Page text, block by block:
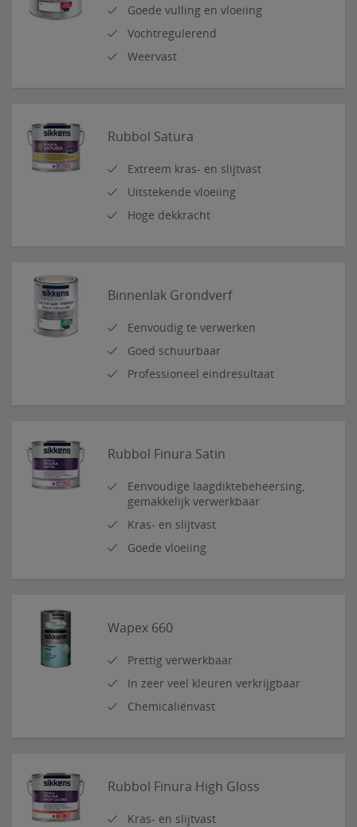
Goede vulling en vloeiing
Vochtregulerend
Weervast
Rubbol Satura
Extreem kras- en slijtvast
Uitstekende vloeiing
Hoge dekkracht
Binnenlak Grondverf
Eenvoudig te verwerken
Goed schuurbaar
Professioneel eindresultaat
Rubbol Finura Satin
Eenvoudige laagdiktebeheersing,
gemakkelijk verwerkbaar
Kras- en slijtvast
Goede vloeiing
Wapex 660
Prettig verwerkbaar
In zeer veel kleuren verkrijgbaar
Chemicaliënvast
Rubbol Finura High Gloss
Kras- en slijtvast